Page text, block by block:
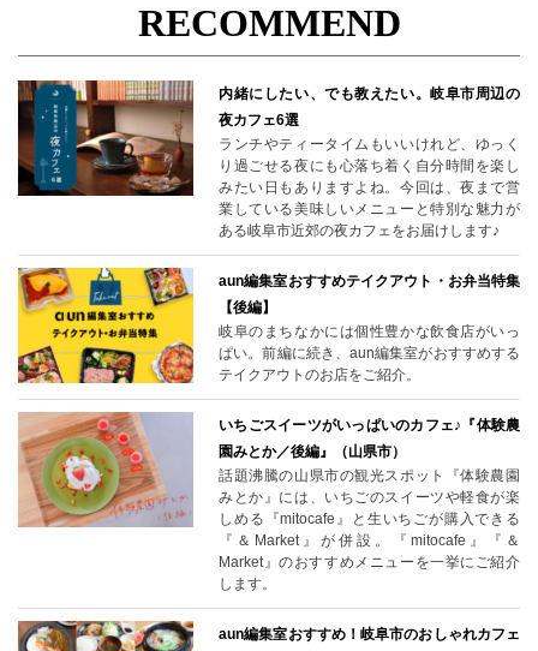
RECOMMEND
内緒にしたい、でも教えたい。岐阜市周辺の
夜カフェ6選
ランチやティータイムもいいけれど、ゆっく
り過ごせる夜にも心落ち着く自分時間を楽し
みたい日もありますよね。今回は、夜まで営
業している美味しいメニューと特別な魅力が
ある岐阜市近郊の夜カフェをお届けします♪
aun編集室おすすめテイクアウト・お弁当特集
【後編】
岐阜のまちなかには個性豊かな飲食店がいっ
ぱい。前編に続き、aun編集室がおすすめする
テイクアウトのお店をご紹介。
いちごスイーツがいっぱいのカフェ♪『体験農
園みとか／後編』（山県市）
話題沸騰の山県市の観光スポット『体験農園
みとか』には、いちごのスイーツや軽食が楽
しめる『mitocafe』と生いちごが購入できる
『＆Market』が併設。『mitocafe』『＆
Market』のおすすめメニューを一挙にご紹介
します。
aun編集室おすすめ！岐阜市のおしゃれカフェ